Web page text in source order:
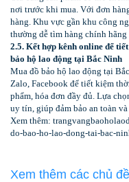
nơi trước khi mua. Với đơn
hàng. Khu vực gần khu công
thường dễ tìm hàng chính hãng
2.5. Kết hợp kênh online để
bảo hộ lao động tại Bắc Ninh
Mua đồ bảo hộ lao động tại
Zalo, Facebook để tiết kiệm
phẩm, hóa đơn đầy đủ. Lựa
uy tín, giúp đảm bảo an toàn
Xem thêm:
do-bao-ho-lao-dong-tai-bac-
Xem thêm các chủ